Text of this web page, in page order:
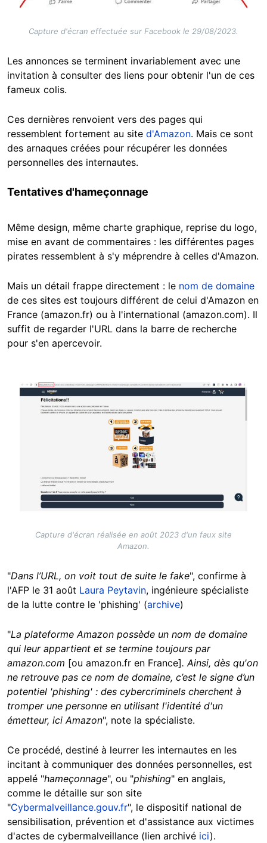
Capture d'écran effectuée sur Facebook le 29/08/2023.
Les annonces se terminent invariablement avec une
invitation à consulter des liens pour obtenir l'un de ces
fameux colis.
Ces dernières renvoient vers des pages qui
ressemblent fortement au site d'Amazon. Mais ce sont
des arnaques créées pour récupérer les données
personnelles des internautes.
Tentatives d'hameçonnage
Même design, même charte graphique, reprise du logo,
mise en avant de commentaires : les différentes pages
pirates ressemblent à s'y méprendre à celles d'Amazon.
Mais un détail frappe directement : le nom de domaine
de ces sites est toujours différent de celui d'Amazon en
France (amazon.fr) ou à l'international (amazon.com). Il
suffit de regarder l'URL dans la barre de recherche
pour s'en apercevoir.
Image
Capture d'écran réalisée en août 2023 d'un faux site
Amazon.
"Dans l’URL, on voit tout de suite le fake", confirme à
l'AFP le 31 août Laura Peytavin, ingénieure spécialiste
de la lutte contre le 'phishing' (archive)
"La plateforme Amazon possède un nom de domaine
qui leur appartient et se termine toujours par
amazon.com [ou amazon.fr en France]. Ainsi, dès qu'on
ne retrouve pas ce nom de domaine, c’est le signe d’un
potentiel 'phishing' : des cybercriminels cherchent à
tromper une personne en utilisant l'identité d'un
émetteur, ici Amazon", note la spécialiste.
Ce procédé, destiné à leurrer les internautes en les
incitant à communiquer des données personnelles, est
appelé "hameçonnage", ou "phishing" en anglais,
comme le détaille sur son site
"Cybermalveillance.gouv.fr", le dispositif national de
sensibilisation, prévention et d'assistance aux victimes
d'actes de cybermalveillance (lien archivé ici).